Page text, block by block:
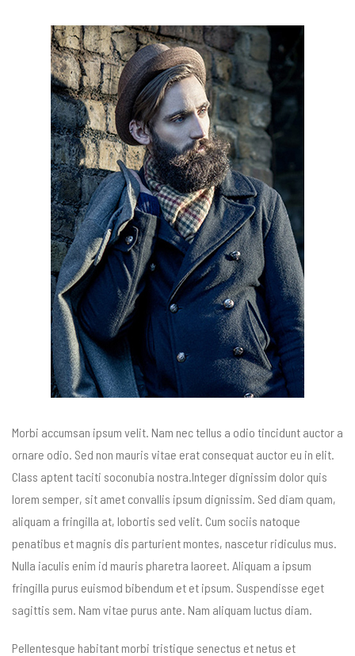
Morbi accumsan ipsum velit. Nam nec tellus a odio tincidunt auctor a
ornare odio. Sed non mauris vitae erat consequat auctor eu in elit.
Class aptent taciti soconubia nostra.Integer dignissim dolor quis
lorem semper, sit amet convallis ipsum dignissim. Sed diam quam,
aliquam a fringilla at, lobortis sed velit. Cum sociis natoque
penatibus et magnis dis parturient montes, nascetur ridiculus mus.
Nulla iaculis enim id mauris pharetra laoreet. Aliquam a ipsum
fringilla purus euismod bibendum et et ipsum. Suspendisse eget
sagittis sem. Nam vitae purus ante. Nam aliquam luctus diam.
Pellentesque habitant morbi tristique senectus et netus et